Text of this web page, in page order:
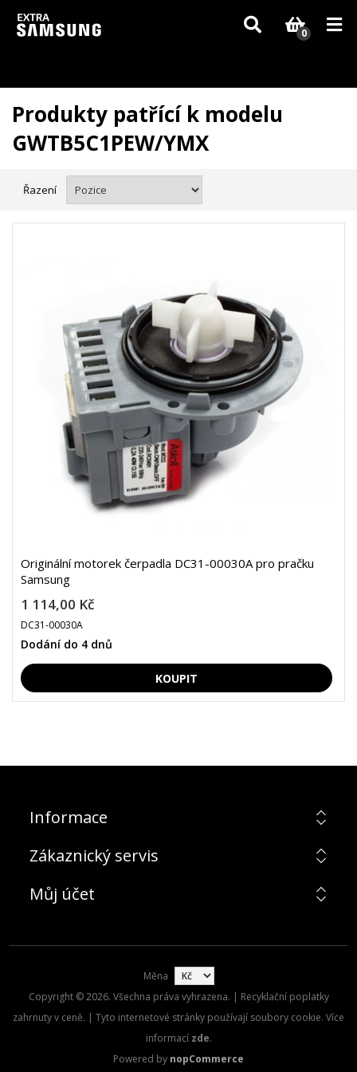
Vzhledem k aktuální situaci se může dodání dílů, které nejsou skladem,
zpozdit. Děkujeme za pochopení.
0
Produkty patřící k modelu
GWTB5C1PEW/YMX
Řazení
Originální motorek čerpadla DC31-00030A pro pračku
Samsung
1 114,00 Kč
DC31-00030A
Dodání do 4 dnů
Informace
Zákaznický servis
Můj účet
Měna
Copyright © 2026. Všechna práva vyhrazena. | Recyklační poplatky
zahrnuty v ceně. | Tyto internetové stránky používají soubory cookie. Více
informací zde.
Powered by nopCommerce